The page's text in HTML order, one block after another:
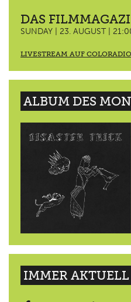
DAS
SUNDAY | 23. AUGUST |
LIVESTREAM AUF
ALBUM DES
IMMER